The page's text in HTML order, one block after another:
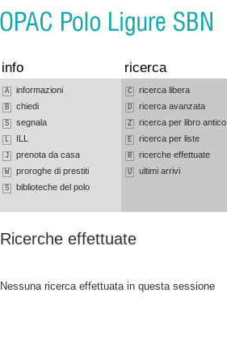
info ricerca
A informazioni
B chiedi
S segnala
L ILL
J prenota da casa
W proroghe di prestiti
S biblioteche del polo
C ricerca libera
D ricerca avanzata
Z ricerca per libro antico
E ricerca per liste
R ricerche effettuate
U ultimi arrivi
Ricerche effettuate
Nessuna ricerca effettuata in questa sessione